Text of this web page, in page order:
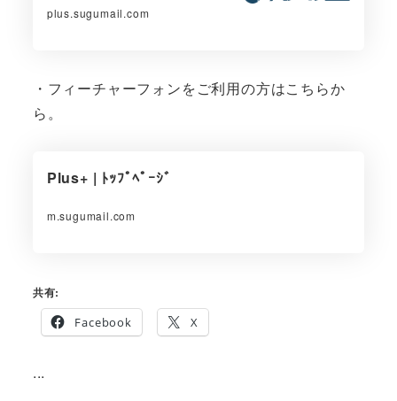
plus.sugumail.com
・フィーチャーフォンをご利用の方はこちらか
ら。
Plus+ | ﾄｯﾌﾟﾍﾟｰｼﾞ
m.sugumail.com
共有:
Facebook
X
...